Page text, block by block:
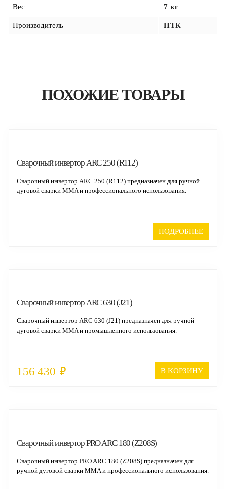
Вес 7 кг
Производитель ПТК
ПОХОЖИЕ ТОВАРЫ
Cварочный инвертор ARC 250 (R112)
Сварочный инвертор ARC 250 (R112) предназначен для ручной
дуговой сварки MMA и профессионального использования.
ПОДРОБНЕЕ
Cварочный инвертор ARC 630 (J21)
156 430 ₽
Сварочный инвертор ARC 630 (J21) предназначен для ручной
дуговой сварки MMA и промышленного использования.
В КОРЗИНУ
Cварочный инвертор PRO ARC 180 (Z208S)
Сварочный инвертор PRO ARC 180 (Z208S) предназначен для
ручной дуговой сварки MMA и профессионального использования.